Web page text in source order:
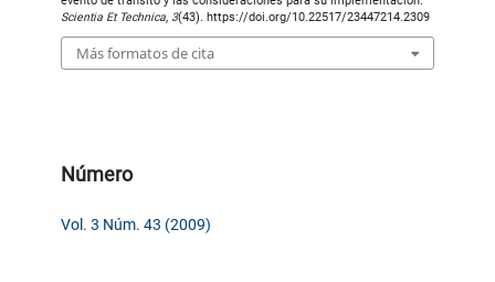
Scientia Et Technica, 3(43). https://doi.org/10.22517/23447214.2309
Más formatos de cita
Número
Vol. 3 Núm. 43 (2009)